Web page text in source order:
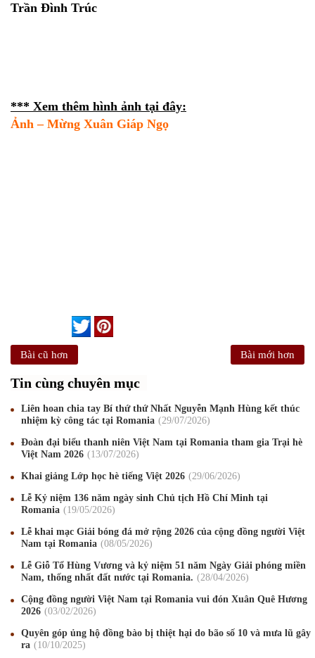
Trần Đình Trúc
*** Xem thêm hình ảnh tại đây:
Ảnh – Mừng Xuân Giáp Ngọ
Bài cũ hơn Bài mới hơn
Tin cùng chuyên mục
Liên hoan chia tay Bí thứ thứ Nhất Nguyễn Mạnh Hùng kết thúc
nhiệm kỳ công tác tại Romania
29/07/2026
Đoàn đại biểu thanh niên Việt Nam tại Romania tham gia Trại hè
Việt Nam 2026
13/07/2026
Khai giảng Lớp học hè tiếng Việt 2026 29/06/2026
Lễ Kỷ niệm 136 năm ngày sinh Chủ tịch Hồ Chí Minh tại
Romania
19/05/2026
Lễ khai mạc Giải bóng đá mở rộng 2026 của cộng đồng người Việt
Nam tại Romania
08/05/2026
Lễ Giỗ Tổ Hùng Vương và kỷ niệm 51 năm Ngày Giải phóng miền
Nam, thống nhất đất nước tại Romania.
28/04/2026
Cộng đồng người Việt Nam tại Romania vui đón Xuân Quê Hương
2026
03/02/2026
Quyên góp ủng hộ đồng bào bị thiệt hại do bão số 10 và mưa lũ gây
ra
10/10/2025
Mừng Xuân Canh Tý 2020